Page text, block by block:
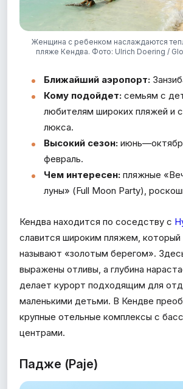
Женщина с ребенком наслаждаются
пляже Кендва. Фото: Ulrich Doering /
Ближайший аэропорт:
Кому подойдет: семьям с
любителям широких пляжей и
люкса.
Высокий сезон:
февраль.
Чем интересен: пляжные
луны» (Full Moon Party),
Кендва находится по соседству с
славится широким пляжем, который
называют «золотым берегом».
выражены отливы, а глубина
делает курорт подходящим для
маленькими детьми. В Кендве
крупные отельные комплексы с
центрами.
Падже (Paje)